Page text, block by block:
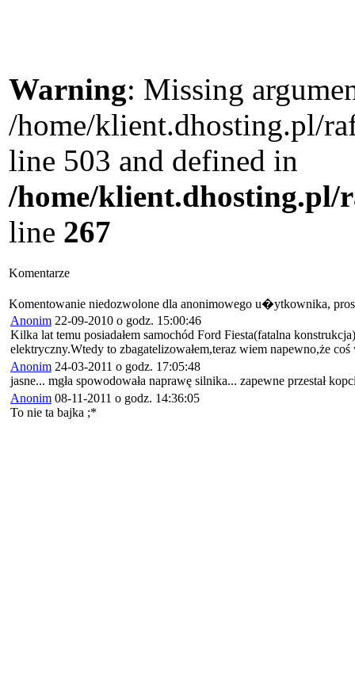
Warning: Missing
/home/klient.dhosting.pl/
line 503 and defined in
/home/klient.dhosting.pl/
line 267
Komentarze
Komentowanie niedozwolone dla anonimowego u�ytkownika,
Anonim 22-09-2010 o godz. 15:00:46
Kilka lat temu posiadałem samochód Ford Fiesta(fatalna
elektryczny.Wtedy to zbagatelizowałem,teraz wiem napewno,że
Anonim 24-03-2011 o godz. 17:05:48
jasne... mgła spowodowała naprawę silnika... zapewne przestał
Anonim 08-11-2011 o godz. 14:36:05
To nie ta bajka ;*